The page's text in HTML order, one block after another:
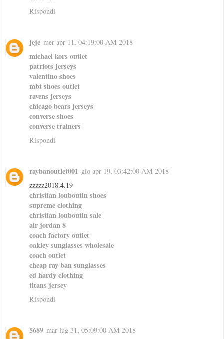
Rispondi
jeje mer apr 11, 04:19:00 AM 2018
michael kors outlet
patriots jerseys
valentino shoes
mbt shoes outlet
ravens jerseys
chicago bears jerseys
converse shoes
converse trainers
Rispondi
raybanoutlet001 gio apr 19, 03:42:00 AM 2018
zzzzz2018.4.19
christian louboutin shoes
supreme clothing
christian louboutin sale
air jordan 8
coach factory outlet
oakley sunglasses wholesale
coach outlet
cheap ray ban sunglasses
ed hardy clothing
titans jersey
Rispondi
5689 mar lug 31, 05:09:00 AM 2018